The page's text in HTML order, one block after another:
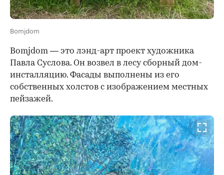
Bomjdom
Bomjdom — это лэнд-арт проект художника
Павла Суслова. Он возвел в лесу сборный дом-
инсталляцию. Фасады выполнены из его
собственных холстов с изображением местных
пейзажей.